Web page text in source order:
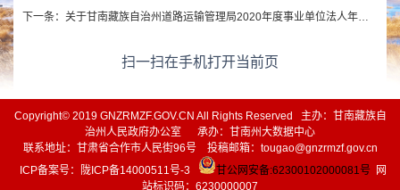
下一条： 关于甘南藏族自治州道路运输管理局2020年度事业单位法人年度报告书的公示
扫一扫在手机打开当前页
Copyright© 2019 GNZRMZF.GOV.CN All Rights Reserved 主办：甘南藏族自
治州人民政府办公室 承办：甘南州大数据中心
联系地址：甘肃省合作市人民街96号 投稿邮箱：tougao@gnzrmzf.gov.cn
ICP备案号：
陇ICP备14000511号-3 甘公网安备:62300102000081号网
站标识码：6230000007